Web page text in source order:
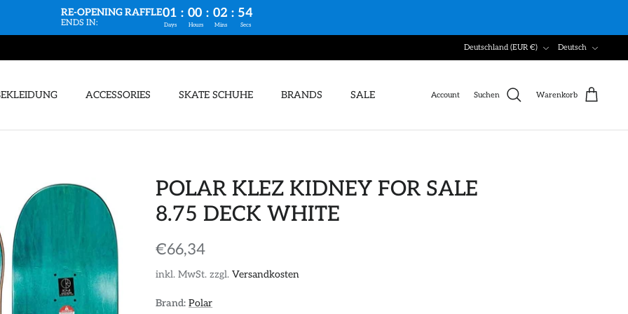
RE-OPENING RAFFLE
ENDS IN:
01 : 00 : 02 : 53
Days Hours Mins Secs
Deutschland (EUR €) Deutsch
ACCESSORIES SKATE SCHUHE BRANDS SALE Account Suchen Warenkorb
POLAR KLEZ KIDNEY FOR SALE
8.75 DECK WHITE
€66,34
inkl. MwSt. zzgl.Versandkosten
Brand: Polar